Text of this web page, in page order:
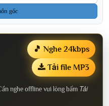
gốc
🎵 Nghe 24kbps
Tải file MP3
nghe offline vui lòng bấm Tải